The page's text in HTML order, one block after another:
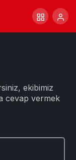
ekibimiz
cevap vermek